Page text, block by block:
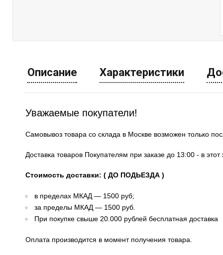
Описание Характеристики
Уважаемые покупатели!
Самовывоз товара со склада в Москве возможен только
Доставка товаров Покупателям при заказе до 13:00 - в
Стоимость доставки: ( ДО ПОДЬЕЗДА )
в пределах МКАД — 1500 руб;
за пределы МКАД — 1500 руб.
При покупке свыше 20.000 рублей бесплатная доставка
Оплата производится в момент получения товара.